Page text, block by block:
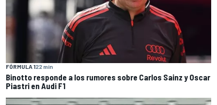
FÓRMULA 122 min
Binotto responde a los rumores sobre Carlos Sainz y Oscar
Piastri en Audi F1